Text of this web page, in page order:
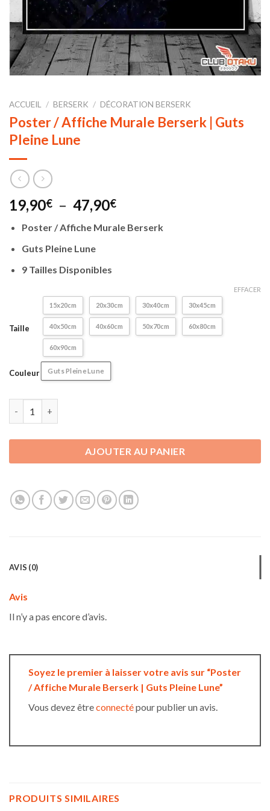
ACCUEIL / BERSERK / DÉCORATION BERSERK
Poster / Affiche Murale Berserk | Guts
Pleine Lune
19,90€ – 47,90€Plage
prix :
Poster / Affiche Murale Berserk
Guts Pleine Lune
9 Tailles Disponibles
Taille
15x20cm 20x30cm 30x40cm 30x45cm
40x50cm 40x60cm 50x70cm 60x80cm
60x90cm
Couleur Guts Pleine Lune
EFFACER
AJOUTER AU PANIER
AVIS (0)
Avis
Il n’y a pas encore d’avis.
Soyez le premier à laisser votre avis sur “Poster
/ Affiche Murale Berserk | Guts Pleine Lune”
Vous devez êtreconnectépour publier un avis.
PRODUITS SIMILAIRES